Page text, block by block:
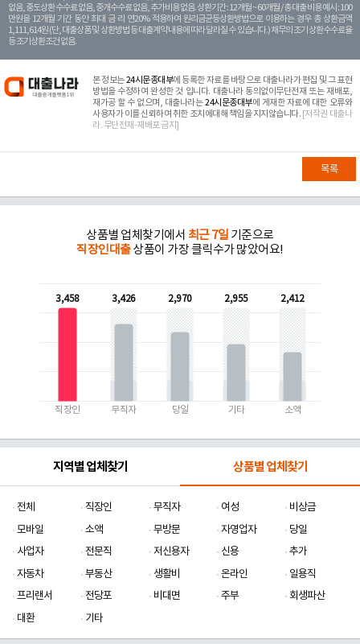
없음, 중도상환 수수료 없음, 중개수수료 없음, 추가비용 없음. 상환기간 : 12개월 ~ 60개월 / 총 대출 비용 예시 : 100
만원을 12개월 기간 동안 최대 금 리 연20% 적용하여 원리금균등상환방법으로 이용하는 경우 총 상환금액
1,111,614원 (단, 대출상품 및 상환방법 등 대출계약 내용에 따라 달라질 수 있습니다.) 채무의 조기 상환수수료율
등 조기상환조건 없음.
본 정보는24시문종대부에 등록한 자료를 바탕으로 대출나라가 편집 및 그 표현
방법을 수정하여 완성한 것 입니다. 대출나라 동의없이무단전재 또는 재배포,
재가공 할 수 없으며, 대출나라는24시문종대부에 게재한 자료에 대한 오류와
사용자가 이를 신뢰하여 취한 조치에대해 책임을 지지않습니다. [저작권 대출나
라. 무단전재-재배포 금지]
목록
상품별 업체찾기에서 최근 7일 기준으로
직장인대출상품이 가장 클릭수가 많았어요!
3,458
직장인
3,426
무직자
2,970
당일
2,955
기타
2,412
소액
지역별 업체찾기 상품별 업체찾기
전체 직장인 무직자 여성
비상금
모바일
소액 무방문 자영업자
당일
사업자
전문직 저신용자 신용
추가
자동차
부동산 생활비 온라인
일용직
프리랜서
전당포 비대면 주부
회생파산
대환
기타